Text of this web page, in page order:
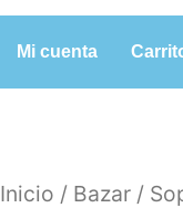
Mi cuenta
Inicio / Bazar /
Sopas